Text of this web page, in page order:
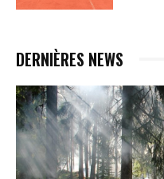
DERNIÈRES NEWS